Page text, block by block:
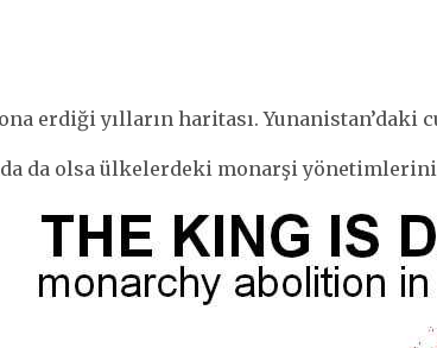
erdiği yılların haritası. Yunanistan’daki
da olsa ülkelerdeki monarşi